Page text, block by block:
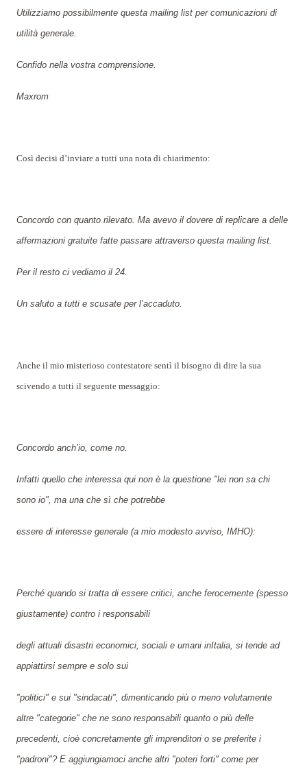
Utilizziamo possibilmente questa mailing list per comunicazioni di
utilità generale.
Confido nella vostra comprensione.
Maxrom
Così decisi d’inviare a tutti una nota di chiarimento:
Concordo con quanto rilevato. Ma avevo il dovere di replicare a delle
affermazioni gratuite fatte passare attraverso questa mailing list.
Per il resto ci vediamo il 24.
Un saluto a tutti e scusate per l’accaduto.
Anche il mio misterioso contestatore sentì il bisogno di dire la sua
scivendo a tutti il seguente messaggio:
Concordo anch’io, come no.
Infatti quello che interessa qui non è la questione "lei non sa chi
sono io", ma una che sì che potrebbe
essere di interesse generale (a mio modesto avviso, IMHO):
Perché quando si tratta di essere critici, anche ferocemente (spesso
giustamente) contro i responsabili
degli attuali disastri economici, sociali e umani inItalia, si tende ad
appiattirsi sempre e solo sui
"politici" e sui "sindacati", dimenticando più o meno volutamente
altre "categorie" che ne sono responsabili quanto o più delle
precedenti, cioè concretamente gli imprenditori o se preferite i
"padroni"? E aggiungiamoci anche altri "poteri forti" come per